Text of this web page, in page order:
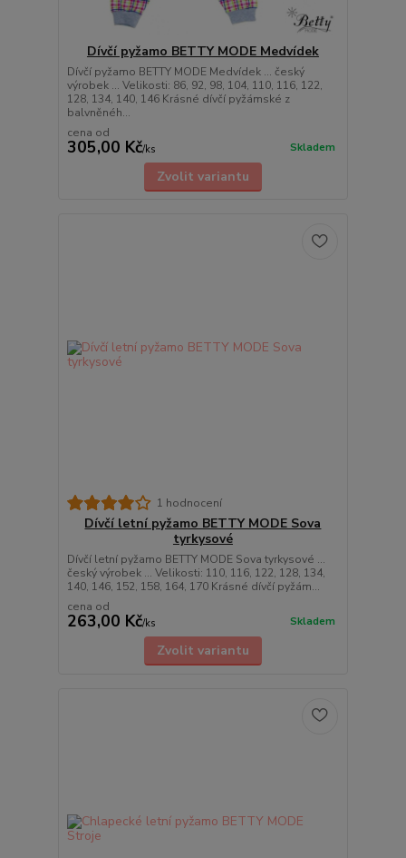
Dívčí pyžamo BETTY MODE Medvídek
Dívčí pyžamo BETTY MODE Medvídek ... český
výrobek ... Velikosti: 86, 92, 98, 104, 110, 116, 122,
128, 134, 140, 146 Krásné dívčí pyžámské z
balvněnéh...
cena od
305,00 Kč/ks Skladem
Zvolit variantu
1 hodnocení
Dívčí letní pyžamo BETTY MODE Sova
tyrkysové
Dívčí letní pyžamo BETTY MODE Sova tyrkysové ...
český výrobek ... Velikosti: 110, 116, 122, 128, 134,
140, 146, 152, 158, 164, 170 Krásné dívčí pyžám...
cena od
263,00 Kč/ks Skladem
Zvolit variantu